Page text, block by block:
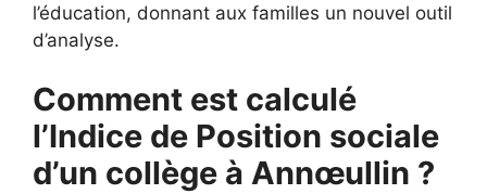
l’éducation, donnant aux familles un nouvel outil
d’analyse.
Comment est calculé
l’Indice de Position sociale
d’un collège à Annœullin ?